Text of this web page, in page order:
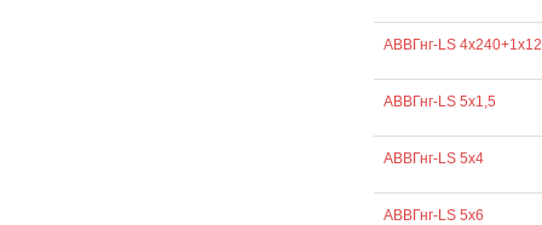
АВВГнг-LS
АВВГнг-LS 5х1,5
АВВГнг-LS 5х4
АВВГнг-LS 5х6